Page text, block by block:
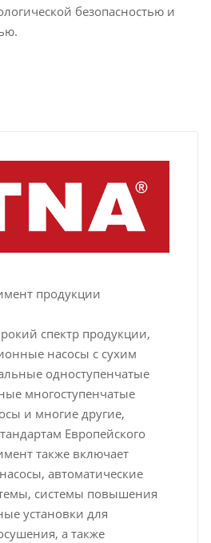
безопасностью и
продукции
спектр продукции,
насосы с сухим
одноступенчатые
многоступенчатые
и многие другие,
Европейского
также включает
автоматические
системы повышения
установки для
а также